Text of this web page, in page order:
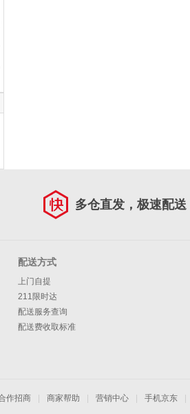
多仓直发，极速配送
配送方式
上门自提
211限时达
配送服务查询
配送费收取标准
作招商 商家帮助 营销中心 手机京东